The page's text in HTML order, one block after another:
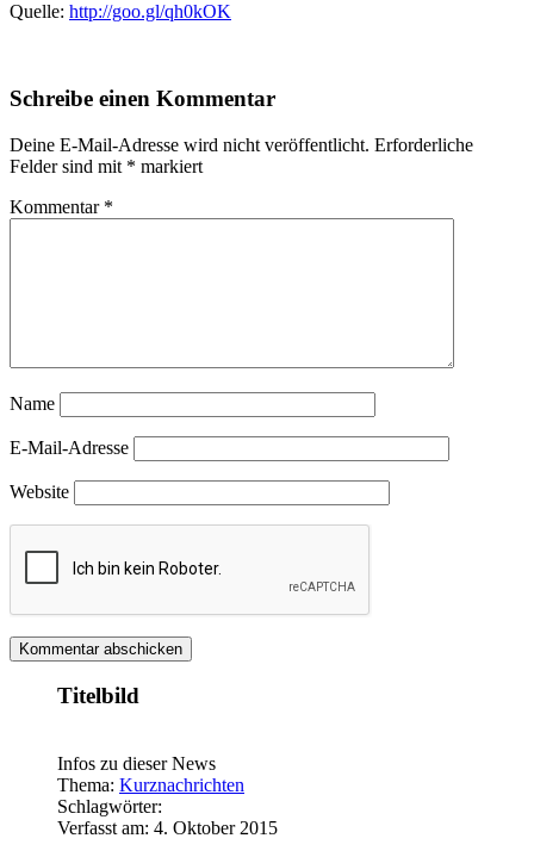
Quelle: http://goo.gl/qh0kOK
Schreibe einen Kommentar
Deine E-Mail-Adresse wird nicht veröffentlicht. Erforderliche
Felder sind mit * markiert
Kommentar *
Name
E-Mail-Adresse
Website
Titelbild
Infos zu dieser News
Thema: Kurznachrichten
Schlagwörter:
Verfasst am: 4. Oktober 2015